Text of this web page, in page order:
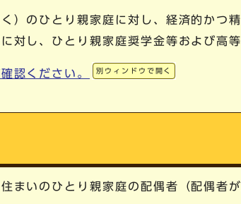
）のひとり親家庭に対し、経済的かつ
対し、ひとり親家庭奨学金等および高
認ください。 別ウィンドウで開く
まいのひとり親家庭の配偶者（配偶者